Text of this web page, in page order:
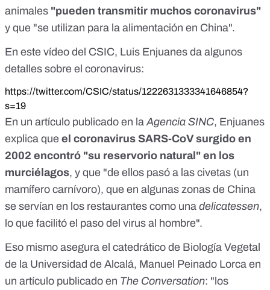
animales "pueden transmitir muchos coronavirus"
y que "se utilizan para la alimentación en China".
En este vídeo del CSIC, Luis Enjuanes da algunos
detalles sobre el coronavirus:
https://twitter.com/CSIC/status/1222631333341646854?
s=19
En un artículo publicado en laAgencia SINC, Enjuanes
explica que el coronavirus SARS-CoV surgido en
2002 encontró "su reservorio natural" en los
murciélagos, y que "de ellos pasó a las civetas (un
mamífero carnívoro), que en algunas zonas de China
se servían en los restaurantes como una delicatessen,
lo que facilitó el paso del virus al hombre".
Eso mismo asegura el catedrático de Biología Vegetal
de la Universidad de Alcalá, Manuel Peinado Lorca en
un artículo publicado en The Conversation: "los